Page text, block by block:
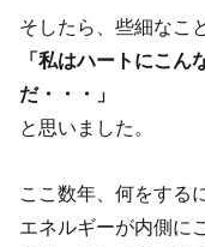
そしたら、些細なこ
「私はハートにこ
だ・・・」
と思いました。
ここ数年、何をする
エネルギーが内側に